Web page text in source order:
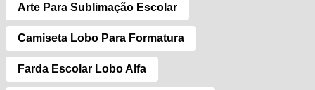
Arte Para Sublimação Escolar
Camiseta Lobo Para Formatura
Farda Escolar Lobo Alfa